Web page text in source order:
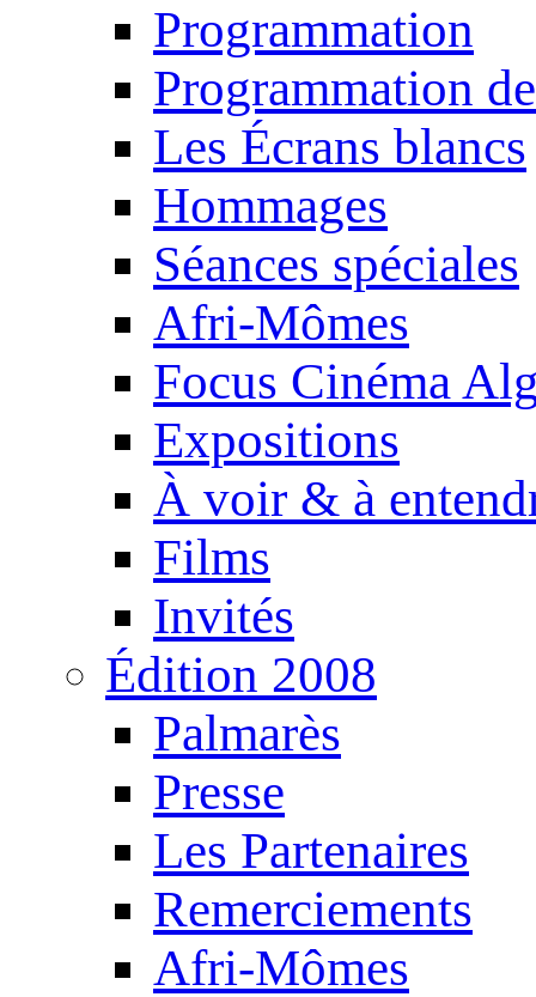
Programmation
Programmation
Les Écrans blancs
Hommages
Séances spéciales
Afri-Mômes
Focus Cinéma
Expositions
À voir & à
Films
Invités
Édition 2008
Palmarès
Presse
Les Partenaires
Remerciements
Afri-Mômes